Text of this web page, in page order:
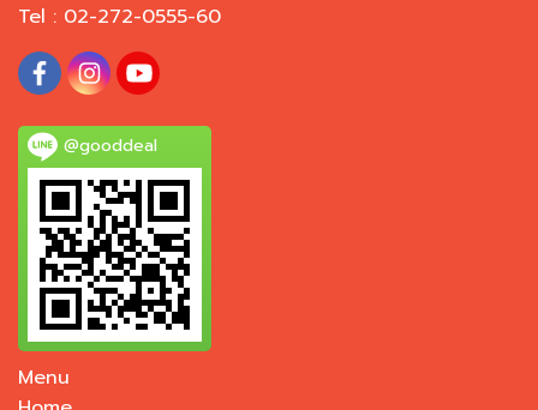
Tel : 02-272-0555-60
@gooddeal
Menu